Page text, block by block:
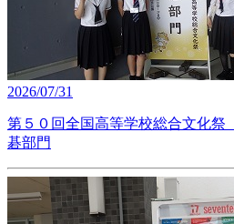
2026/07/31
第５０回全国高等学校総合文化祭
碁部門